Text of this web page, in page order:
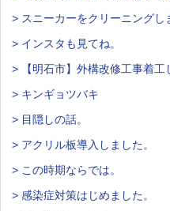
> スニーカーをクリーニングし
> インスタも見てね。
> 【明石市】外構改修工事着工
> キンギョツバキ
> 目隠しの話。
> アクリル板導入しました。
> この時期ならでは。
> 感染症対策はじめました。